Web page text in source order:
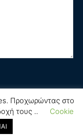
Προχωρώντας στο
τους ..
Cookie